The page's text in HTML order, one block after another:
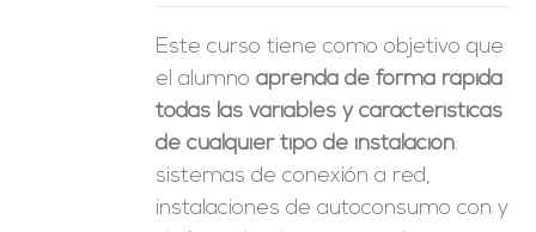
Este curso tiene como objetivo que
el alumnoaprenda de forma rápida
todas las variables y características
de cualquier tipo de instalación:
sistemas de conexión a red,
instalaciones de autoconsumo con y